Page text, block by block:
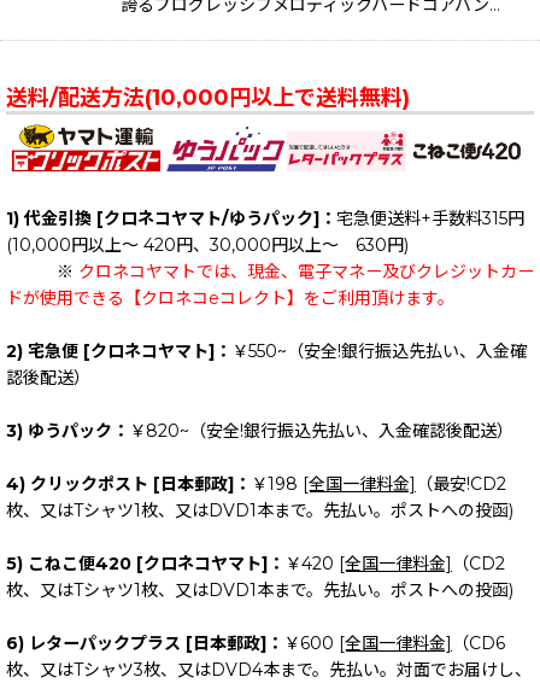
誇るプログレッシブメロディックハードコアバン…
送料/配送方法(10,000円以上で送料無料)
1) 代金引換 [クロネコヤマト/ゆうパック]： 宅急便送料+手数料315円
(10,000円以上～ 420円、30,000円以上～ 630円)
※ クロネコヤマトでは、現金、電子マネー及びクレジットカー
ドが使用できる【クロネコeコレクト】をご利用頂けます。
2) 宅急便 [クロネコヤマト]： ￥550~（安全!銀行振込先払い、入金確
認後配送）
3) ゆうパック： ￥820~（安全!銀行振込先払い、入金確認後配送）
4) クリックポスト [日本郵政]： ￥198 [全国一律料金]
（最安!CD2
枚、又はTシャツ1枚、又はDVD1本まで。先払い。ポストへの投函)
5) こねこ便420 [クロネコヤマト]： ￥420 [全国一律料金]
（CD2
枚、又はTシャツ1枚、又はDVD1本まで。先払い。ポストへの投函)
6) レターパックプラス [日本郵政]： ￥600 [全国一律料金]
（CD6
枚、又はTシャツ3枚、又はDVD4本まで。先払い。対面でお届けし、